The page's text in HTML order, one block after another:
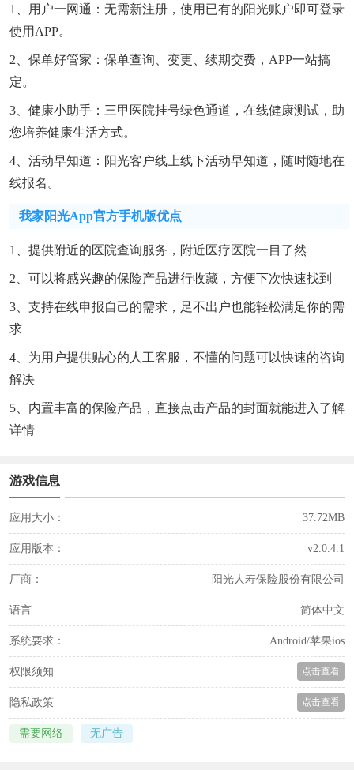
1、用户一网通：无需新注册，使用已有的阳光账户即可登录
使用APP。
2、保单好管家：保单查询、变更、续期交费，APP一站搞
定。
3、健康小助手：三甲医院挂号绿色通道，在线健康测试，助
您培养健康生活方式。
4、活动早知道：阳光客户线上线下活动早知道，随时随地在
线报名。
我家阳光app官方手机版优点
1、提供附近的医院查询服务，附近医疗医院一目了然
2、可以将感兴趣的保险产品进行收藏，方便下次快速找到
3、支持在线申报自己的需求，足不出户也能轻松满足你的需
求
4、为用户提供贴心的人工客服，不懂的问题可以快速的咨询
解决
5、内置丰富的保险产品，直接点击产品的封面就能进入了解
详情
游戏信息
应用大小： 37.72MB
应用版本： v2.0.4.1
厂商： 阳光人寿保险股份有限公司
语言 简体中文
系统要求： Android/苹果ios
权限须知 点击查看
隐私政策 点击查看
需要网络 无广告